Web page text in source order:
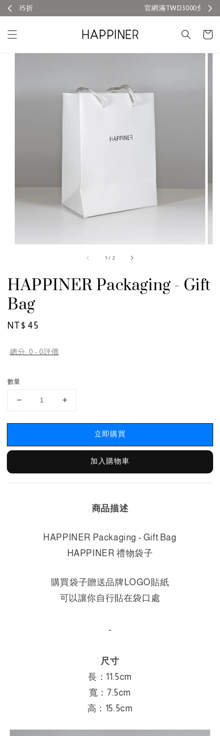
1 / 2
HAPPINER Packaging - Gift
Bag
Regular
NT$ 45
總分: 0 - 0評價
數量
立即購買
加入購物車
商品描述
HAPPINER Packaging - Gift Bag
HAPPINER 禮物袋子
購買袋子贈送品牌LOGO貼紙
可以讓你自行貼在袋口處
-
尺寸
長：11.5cm
寬：7.5cm
高： 15.5cm